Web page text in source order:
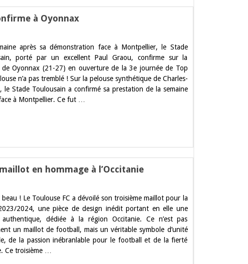
à Oyonnax
confirme
après sa démonstration face à Montpellier, le Stade
porté par un excellent Paul Graou, confirme sur la
de Oyonnax (21-27) en ouverture de la 3e journée de Top
n’a pas tremblé ! Sur la pelouse synthétique de Charles-
le Stade Toulousain a confirmé sa prestation de la semaine
à Montpellier. Ce fut …
en hommage à l’Occitanie
maillot
beau ! Le Toulouse FC a dévoilé son troisième maillot pour la
2024, une pièce de design inédit portant en elle une
authentique, dédiée à la région Occitanie. Ce n’est pas
un maillot de football, mais un véritable symbole d’unité
de la passion inébranlable pour le football et de la fierté
Ce troisième …